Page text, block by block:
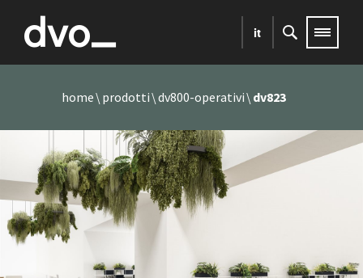
it
home prodotti dv800-operativi dv823